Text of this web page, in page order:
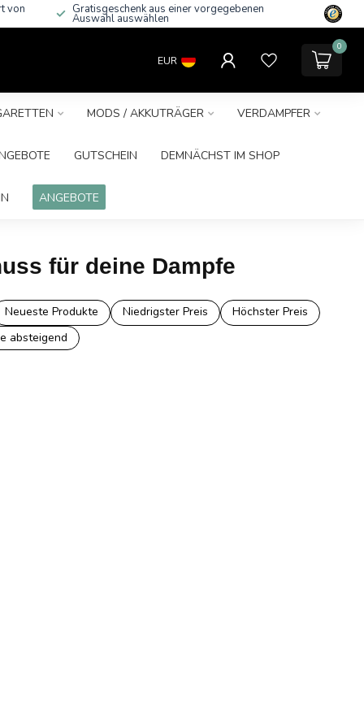
von Gratisgeschenk aus einer vorgegebenen
Auswahl auswählen
EUR
0
MODS / AKKUTRÄGER VERDAMPFER
GUTSCHEIN DEMNÄCHST IM SHOP
ANGEBOTE
für deine Dampfe
Neueste Produkte Niedrigster Preis
Höchster Preis
absteigend